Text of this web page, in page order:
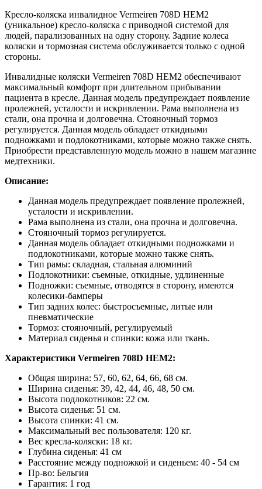
Кресло-коляска инвалидное Vermeiren 708D HEM2
(уникальное) кресло-коляска с приводной системой для
людей, парализованных на одну сторону. Задние колеса
коляски и тормозная система обслуживается только с одной
стороны.
Инвалидные коляски Vermeiren 708D HEM2 обеспечивают
максимальный комфорт при длительном прибывании
пациента в кресле. Данная модель предупреждает появление
пролежней, усталости и искривлении. Рама выполнена из
стали, она прочна и долговечна. Стояночный тормоз
регулируется. Данная модель обладает откидными
подножками и подлокотниками, которые можно также снять.
Приобрести представленную модель можно в нашем магазине
медтехники.
Описание:
Данная модель предупреждает появление пролежней,
усталости и искривлении.
Рама выполнена из стали, она прочна и долговечна.
Стояночный тормоз регулируется.
Данная модель обладает откидными подножками и
подлокотниками, которые можно также снять.
Тип рамы: складная, стальная алюминий
Подлокотники: съемные, откидные, удлиненные
Подножки: съемные, отводятся в сторону, имеются
колесики-бамперы
Тип задних колес: быстросъемные, литые или
пневматические
Тормоз: стояночный, регулируемый
Материал сиденья и спинки: кожа или ткань.
Характеристики Vermeiren 708D HEM2:
Общая ширина: 57, 60, 62, 64, 66, 68 см.
Ширина сиденья: 39, 42, 44, 46, 48, 50 см.
Высота подлокотников: 22 см.
Высота сиденья: 51 см.
Высота спинки: 41 см.
Максимальный вес пользователя: 120 кг.
Вес кресла-коляски: 18 кг.
Глубина сиденья: 41 см
Расстояние между подножкой и сиденьем: 40 - 54 см
Пр-во: Бельгия
Гарантия: 1 год